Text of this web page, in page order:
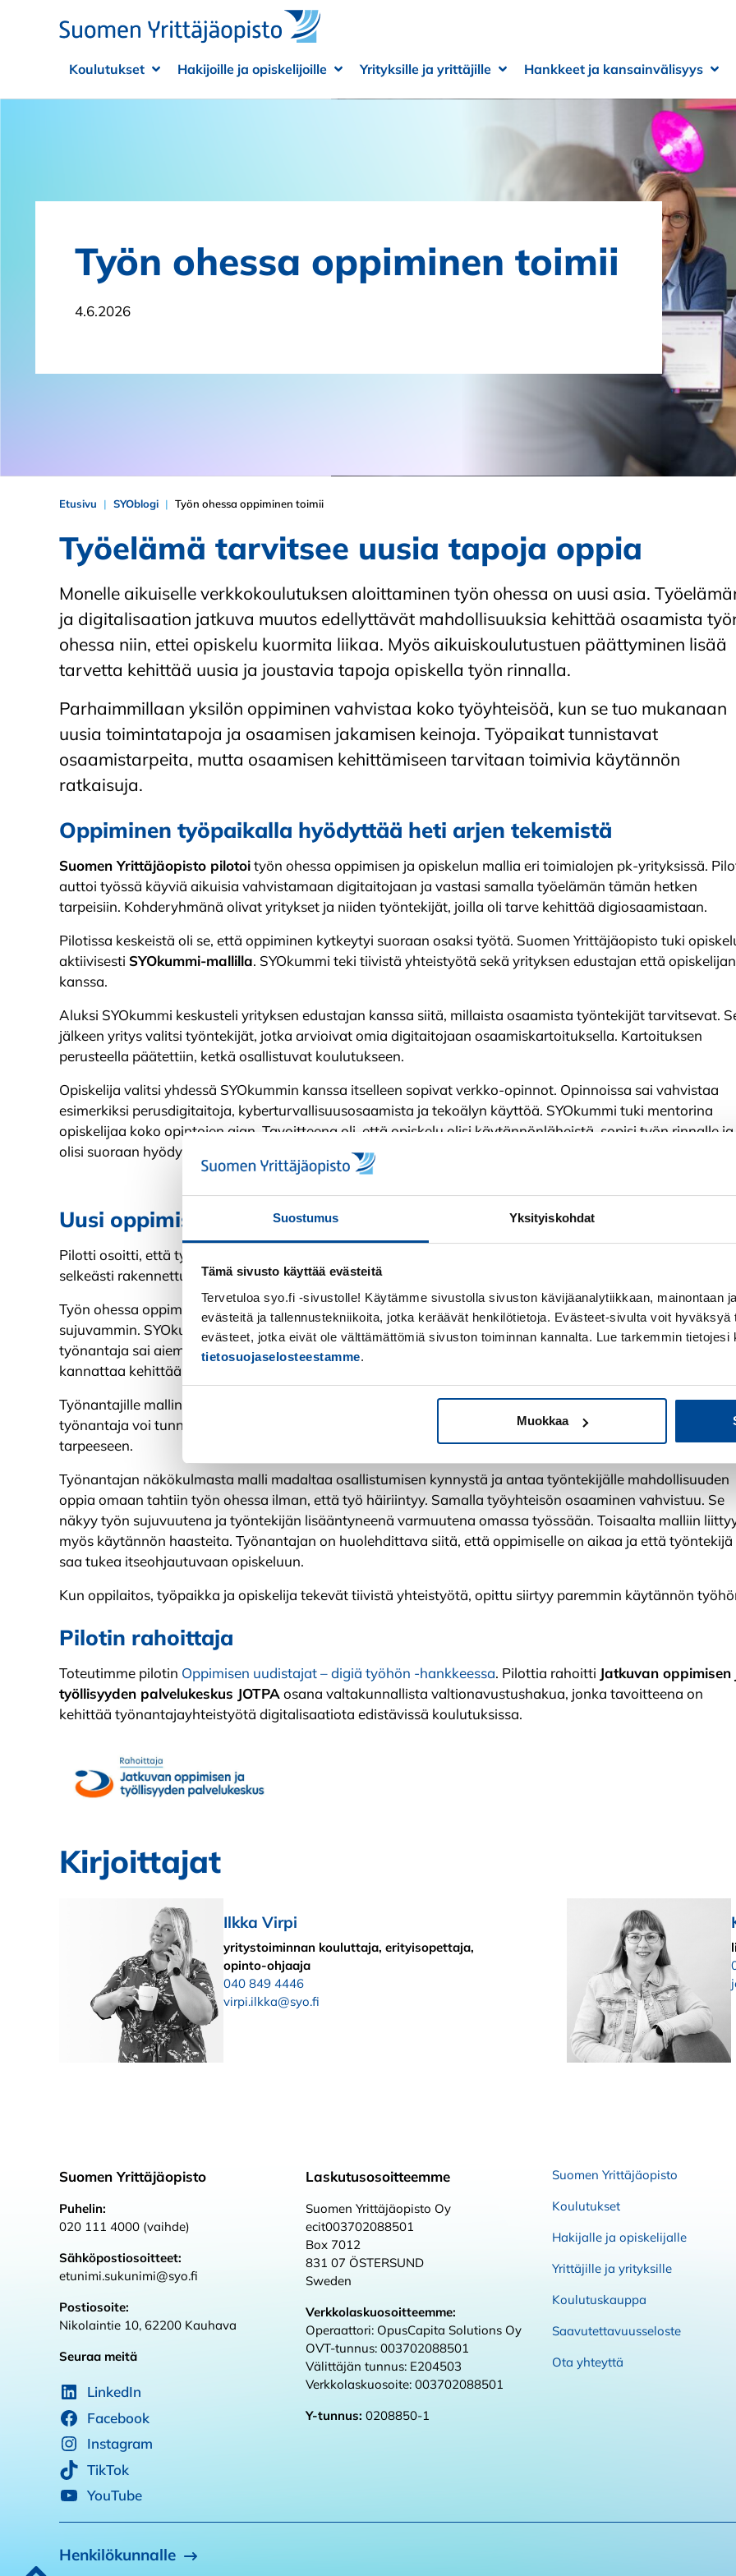
Suostumus Yksityiskohdat
Tämä sivusto käyttää evästeitä
Tervetuloa syo.fi -sivustolle! Käytämme sivustolla sivuston kävijäanalytiikkaan, mainontaan
evästeitä ja tallennustekniikoita, jotka keräävät henkilötietoja. Evästeet-sivulta voit
evästeet, jotka eivät ole välttämättömiä sivuston toiminnan kannalta. Lue tarkemmin tietojesi
tietosuojaselosteestamme.
Muokkaa
Koulutukset
Avaa alivalikko
Sulje alivalikko
Hakijoille ja opiskelijoille
Avaa alivalikko
Sulje alivalikko
Yrityksille ja yrittäjille
Avaa alivalikko
Sulje alivalikko
Hankkeet ja kansainvälisyys
Työn ohessa oppiminen toimii
4.6.2026
Etusivu SYOblogi Työn ohessa oppiminen toimii
Työelämä tarvitsee uusia tapoja oppia
Monelle aikuiselle verkkokoulutuksen aloittaminen työn ohessa on uusi asia.
ja digitalisaation jatkuva muutos edellyttävät mahdollisuuksia kehittää osaamista
ohessa niin, ettei opiskelu kuormita liikaa. Myös aikuiskoulutustuen päättyminen lisää
tarvetta kehittää uusia ja joustavia tapoja opiskella työn rinnalla.
Parhaimmillaan yksilön oppiminen vahvistaa koko työyhteisöä, kun se tuo mukanaan
uusia toimintatapoja ja osaamisen jakamisen keinoja. Työpaikat tunnistavat
osaamistarpeita, mutta osaamisen kehittämiseen tarvitaan toimivia käytännön
ratkaisuja.
Oppiminen työpaikalla hyödyttää heti arjen tekemistä
Suomen Yrittäjäopisto pilotoityön ohessa oppimisen ja opiskelun mallia eri toimialojen pk-yrityksissä.
auttoi työssä käyviä aikuisia vahvistamaan digitaitojaan ja vastasi samalla työelämän tämän hetken
tarpeisiin. Kohderyhmänä olivat yritykset ja niiden työntekijät, joilla oli tarve kehittää digiosaamistaan.
Pilotissa keskeistä oli se, että oppiminen kytkeytyi suoraan osaksi työtä. Suomen Yrittäjäopisto tuki
aktiivisesti SYOkummi-mallilla. SYOkummi teki tiivistä yhteistyötä sekä yrityksen edustajan että opiskelijan
kanssa.
Aluksi SYOkummi keskusteli yrityksen edustajan kanssa siitä, millaista osaamista työntekijät tarvitsevat.
jälkeen yritys valitsi työntekijät, jotka arvioivat omia digitaitojaan osaamiskartoituksella. Kartoituksen
perusteella päätettiin, ketkä osallistuvat koulutukseen.
Opiskelija valitsi yhdessä SYOkummin kanssa itselleen sopivat verkko-opinnot. Opinnoissa sai vahvistaa
esimerkiksi perusdigitaitoja, kyberturvallisuusosaamista ja tekoälyn käyttöä. SYOkummi tuki mentorina
opiskelijaa koko opintojen ajan. Tavoitteena oli, että opiskelu olisi käytännönläheistä, sopisi työn rinnalle ja
olisi suoraan hyödynnettävissä omassa työssä.
Uusi oppimisen malli sopii eri työntehtävissä toimiville
Pilotti osoitti, että työn ohessa oppiminen on tehokasta. Oppiminen onnistuu parhaiten, kun opiskelu on
selkeästi rakennettu, tukea on helposti saatavilla ja opittu liittyy suoraan omaan työhön.
Työn ohessa oppiminen tekee uuden oppimisesta helpompaa. Kun opiskeluun saa tukea, oppiminen etenee
sujuvammin. SYOkummi-malli helpotti myös työnantajan tehtävää opiskelun ohjaamisessa. Samalla
työnantaja sai aiempaa paremman kuvan siitä, millaista osaamista työntekijät tarvitsevat ja miten sitä
kannattaa kehittää.
Työnantajille mallin keskeinen hyöty on se, että se on sovellettavissa eri työtehtävissä toimiville. Mallin
työnantaja voi tunnistaa, millaista osaamista työntekijät tarvitsevat. Näin yritys voi kohdentaa juuri siihen
tarpeeseen.
Työnantajan näkökulmasta malli madaltaa osallistumisen kynnystä ja antaa työntekijälle mahdollisuuden
oppia omaan tahtiin työn ohessa ilman, että työ häiriintyy. Samalla työyhteisön osaaminen vahvistuu. Se
näkyy työn sujuvuutena ja työntekijän lisääntyneenä varmuutena omassa työssään. Toisaalta malliin
myös käytännön haasteita. Työnantajan on huolehdittava siitä, että oppimiselle on aikaa ja että työntekijä
saa tukea itseohjautuvaan opiskeluun.
Kun oppilaitos, työpaikka ja opiskelija tekevät tiivistä yhteistyötä, opittu siirtyy paremmin käytännön
Pilotin rahoittaja
Toteutimme pilotin Oppimisen uudistajat – digiä työhön -hankkeessa. Pilottia rahoitti Jatkuvan oppimisen
työllisyyden palvelukeskus JOTPA osana valtakunnallista valtionavustushakua, jonka tavoitteena on
kehittää työnantajayhteistyötä digitalisaatiota edistävissä koulutuksissa.
Kirjoittajat
Ilkka Virpi
yritystoiminnan kouluttaja, erityisopettaja,
opinto-ohjaaja
040 849 4446
virpi.ilkka@syo.fi
Suomen Yrittäjäopisto
Puhelin:
020 111 4000 (vaihde)
Sähköpostiosoitteet:
etunimi.sukunimi@syo.fi
Postiosoite:
Nikolaintie 10, 62200 Kauhava
Seuraa meitä
LinkedIn
Facebook
Instagram
TikTok
YouTube
Laskutusosoitteemme
Suomen Yrittäjäopisto Oy
ecit003702088501
Box 7012
831 07 ÖSTERSUND
Sweden
Verkkolaskuosoitteemme:
Operaattori: OpusCapita Solutions Oy
OVT-tunnus: 003702088501
Välittäjän tunnus: E204503
Verkkolaskuosoite: 003702088501
Y-tunnus: 0208850-1
Suomen Yrittäjäopisto
Koulutukset
Hakijalle ja opiskelijalle
Yrittäjille ja yrityksille
Koulutuskauppa
Saavutettavuusseloste
Ota yhteyttä
Henkilökunnalle
Takaisin alkuun